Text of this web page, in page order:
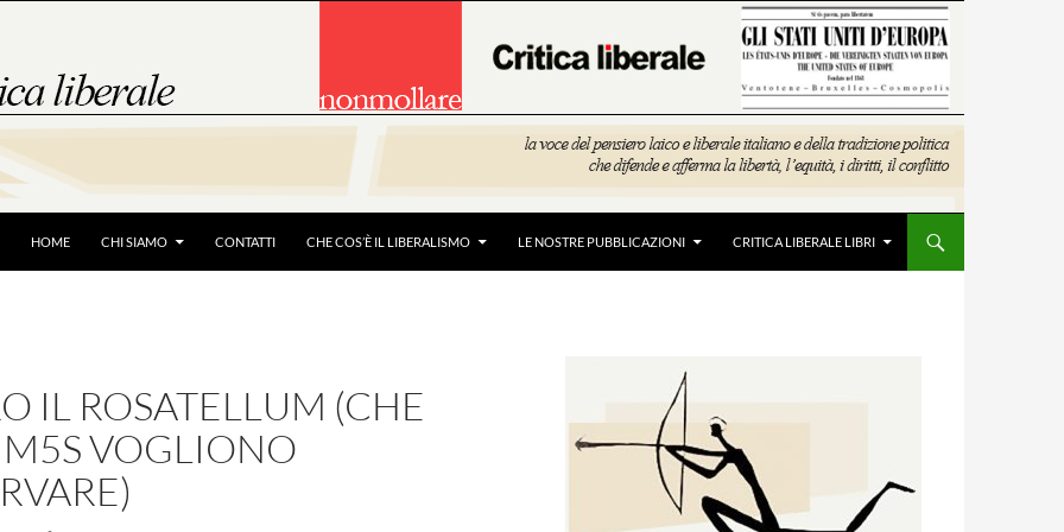
HOME CHI SIAMO CONTATTI CHE COS’È IL LIBERALISMO LE NOSTRE PUBBLICAZIONI CRITICA LIBERALE LIBRI
IL ROSATELLUM (CHE
M5S VOGLIONO